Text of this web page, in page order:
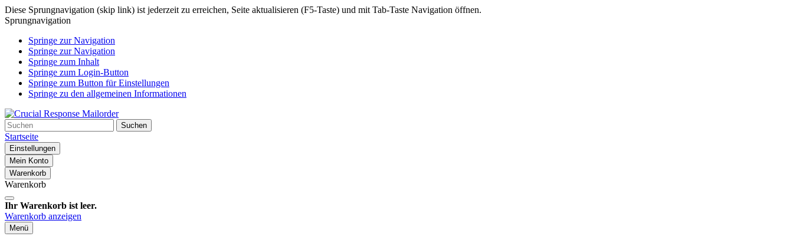
Diese Sprungnavigation (skip link) ist jederzeit zu erreichen, Seite aktualisieren (F5-Taste) und mit Tab-Taste Navigation öffnen.
Sprungnavigation
Springe zur Navigation
Springe zur Navigation
Springe zum Inhalt
Springe zum Login-Button
Springe zum Button für Einstellungen
Springe zu den allgemeinen Informationen
Suchen
Startseite
Einstellungen
Mein Konto
Warenkorb
Warenkorb
Ihr Warenkorb ist leer.
Warenkorb anzeigen
Menü